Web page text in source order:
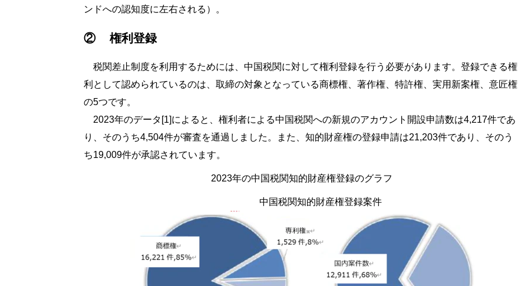
ンドへの認知度に左右される）。
② 権利登録
税関差止制度を利用するためには、中国税関に対して権利登録を行う必要があります。登録できる権
利として認められているのは、取締の対象となっている商標権、著作権、特許権、実用新案権、意匠権
の5つです。
2023年のデータ[1]によると、権利者による中国税関への新規のアカウント開設申請数は4,217件であ
り、そのうち4,504件が審査を通過しました。また、知的財産権の登録申請は21,203件であり、そのう
ち19,009件が承認されています。
2023年の中国税関知的財産権登録のグラフ
中国税関知的財産権登録案件